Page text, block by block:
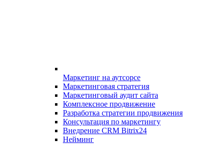
Маркетинг на аутсорсе
Маркетинговая стратегия
Маркетинговый аудит сайта
Комплексное продвижение
Разработка стратегии продвижения
Консультация по маркетингу
Внедрение CRM Bitrix24
Нейминг